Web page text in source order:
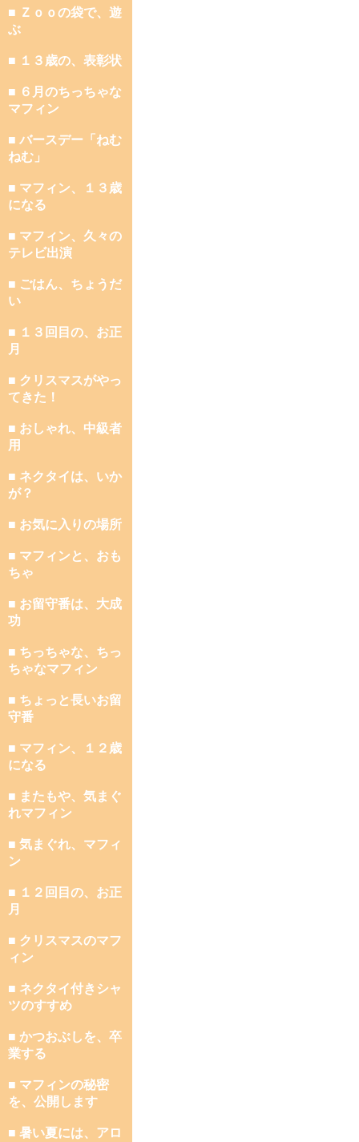
■ Ｚｏｏの袋で、遊
ぶ
■ １３歳の、表彰状
■ ６月のちっちゃな
マフィン
■ バースデー「ねむ
ねむ」
■ マフィン、１３歳
になる
■ マフィン、久々の
テレビ出演
■ ごはん、ちょうだ
い
■ １３回目の、お正
月
■ クリスマスがやっ
てきた！
■ おしゃれ、中級者
用
■ ネクタイは、いか
が？
■ お気に入りの場所
■ マフィンと、おも
ちゃ
■ お留守番は、大成
功
■ ちっちゃな、ちっ
ちゃなマフィン
■ ちょっと長いお留
守番
■ マフィン、１２歳
になる
■ またもや、気まぐ
れマフィン
■ 気まぐれ、マフィ
ン
■ １２回目の、お正
月
■ クリスマスのマフ
ィン
■ ネクタイ付きシャ
ツのすすめ
■ かつおぶしを、卒
業する
■ マフィンの秘密
を、公開します
■ 暑い夏には、アロ